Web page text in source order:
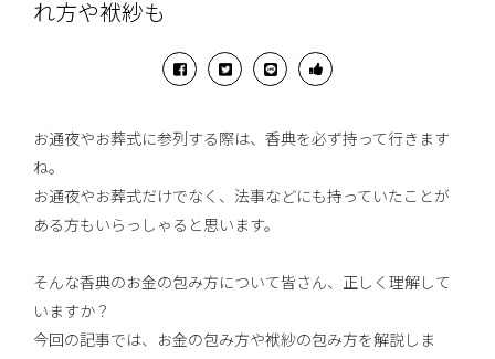
れ方や袱紗も
お通夜やお葬式に参列する際は、香典を必ず持って行きます
ね。
お通夜やお葬式だけでなく、法事などにも持っていたことが
ある方もいらっしゃると思います。
そんな香典のお金の包み方について皆さん、正しく理解して
いますか？
今回の記事では、お金の包み方や袱紗の包み方を解説しま